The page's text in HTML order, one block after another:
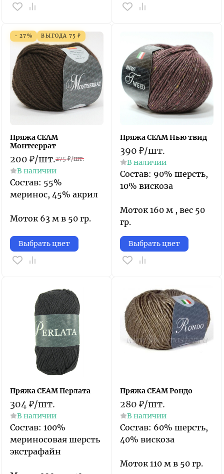
- 27% ВЫГОДА 75 ₽
Пряжа СЕАМ
Монтсеррат
200 ₽/шт.275 ₽/шт.
В наличии
Состав: 55%
меринос, 45% акрил
Моток 63 м в 50 гр.
Выбрать цвет
Пряжа СЕАМ Нью твид
390 ₽/шт.
В наличии
Состав: 90% шерсть,
10% вискоза
Моток 160 м , вес 50
гр.
Выбрать цвет
Пряжа СЕАМ Перлата
304₽/шт.
В наличии
Состав: 100%
мериносовая шерсть
экстрафайн
Пряжа СЕАМ Рондо
280 ₽/шт.
В наличии
Состав: 60% шерсть,
40% вискоза
Моток 110 м в 50 гр.